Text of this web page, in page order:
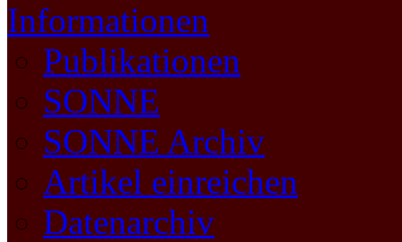
Informationen
Publikationen
SONNE
SONNE Archiv
Artikel einreichen
Datenarchiv